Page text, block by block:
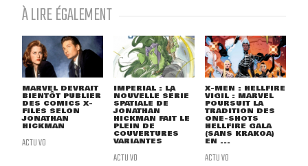
À LIRE ÉGALEMENT
MARVEL DEVRAIT
BIENTÔT PUBLIER
DES COMICS X-
FILES SELON
JONATHAN
HICKMAN
ACTU VO
IMPERIAL : LA
NOUVELLE SÉRIE
SPATIALE DE
JONATHAN
HICKMAN FAIT LE
PLEIN DE
COUVERTURES
VARIANTES
ACTU VO
X-MEN : HELLFIRE
VIGIL : MARVEL
POURSUIT LA
TRADITION DES
ONE-SHOTS
HELLFIRE GALA
(SANS KRAKOA)
EN ...
ACTU VO